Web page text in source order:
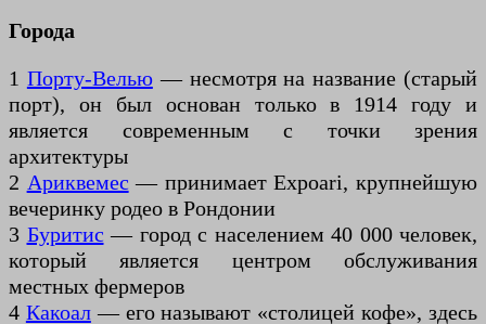
Города
1 Порту-Велью— несмотря на название (старый
порт), он был основан только в 1914 году и
является современным с точки зрения
архитектуры
2 Ариквемес — принимает Expoari, крупнейшую
вечеринку родео в Рондонии
3 Буритис — город с населением 40 000 человек,
который является центром обслуживания
местных фермеров
4 Какоал— его называют «столицей кофе», здесь